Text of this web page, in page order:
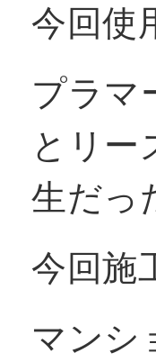
窓リフ
会社概要
採用情報
お問い
今回使
プラマ
とリー
生だっ
今回施
マンシ